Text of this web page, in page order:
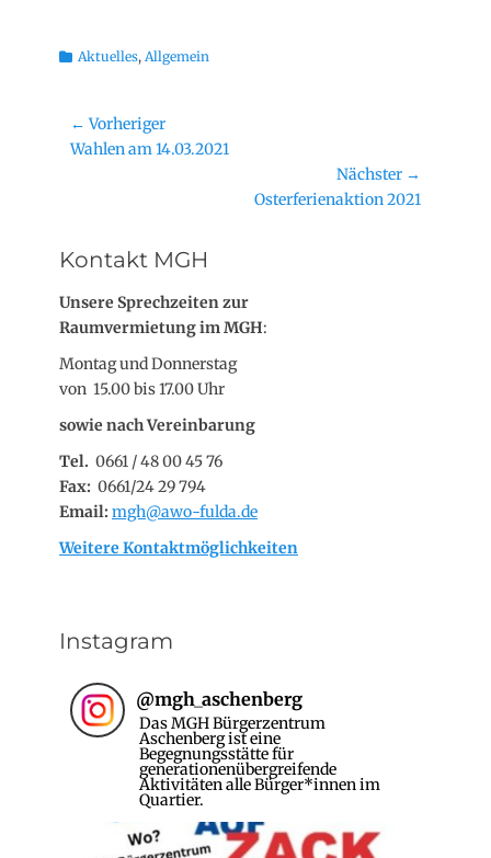
Kategorien
Aktuelles, Allgemein
Beitragsnavigation
← Vorheriger
Vorheriger
Wahlen am 14.03.2021
Nächster →
Osterferienaktion 2021
Kontakt MGH
Unsere Sprechzeiten zur
Raumvermietung im MGH:
Montag und Donnerstag
von 15.00 bis 17.00 Uhr
sowie nach Vereinbarung
Tel. 0661 / 48 00 45 76
Fax: 0661/24 29 794
Email: mgh@awo-fulda.de
Weitere Kontaktmöglichkeiten
Instagram
@mgh_aschenberg
Das MGH Bürgerzentrum
Aschenberg ist eine
Begegnungsstätte für
generationenübergreifende
Aktivitäten alle Bürger*innen im
Quartier.